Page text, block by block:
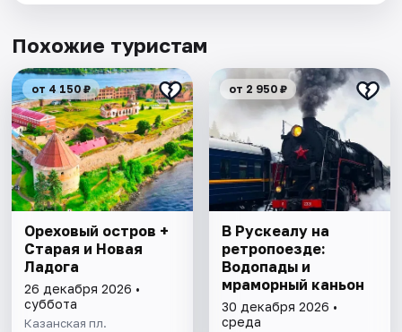
Похожие туристам
от 4 150 ₽
Ореховый остров +
Старая и Новая
Ладога
26 декабря 2026 •
суббота
Казанская пл.
от 2 950 ₽
В Рускеалу на
ретропоезде:
Водопады и
мраморный каньон
30 декабря 2026 •
среда